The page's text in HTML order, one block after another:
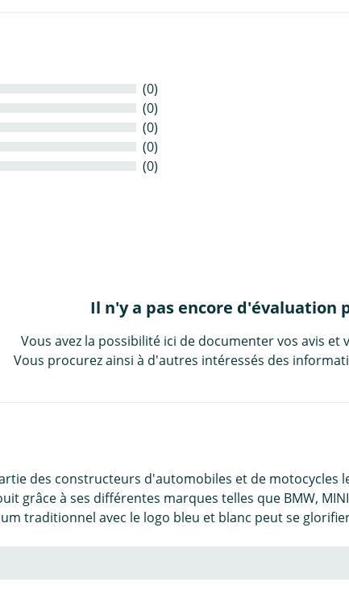
(0)
(0)
(0)
(0)
(0)
Il n'y a pas encore d'évaluation
Vous avez la possibilité ici de documenter vos avis et
Vous procurez ainsi à d'autres intéressés des
des constructeurs d'automobiles et de motocycles
grâce à ses différentes marques telles que BMW,
traditionnel avec le logo bleu et blanc peut se